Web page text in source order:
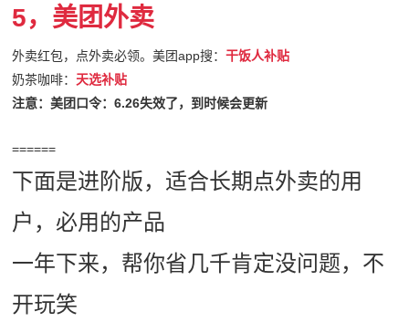
5，美团外卖
外卖红包，点外卖必领。美团app搜：干饭人补贴
奶茶咖啡： 天选补贴
注意：美团口令：6.26失效了，到时候会更新
======
下面是进阶版，适合长期点外卖的用
户，必用的产品
一年下来，帮你省几千肯定没问题，不
开玩笑